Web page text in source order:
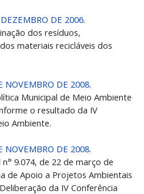
DE 2006.
dos resíduos,
materiais recicláveis dos
NOVEMBRO DE 2008.
Municipal de Meio Ambiente
o resultado da IV
Ambiente.
NOVEMBRO DE 2008.
9.074, de 22 de março de
de Apoio a Projetos Ambientais
da IV Conferência